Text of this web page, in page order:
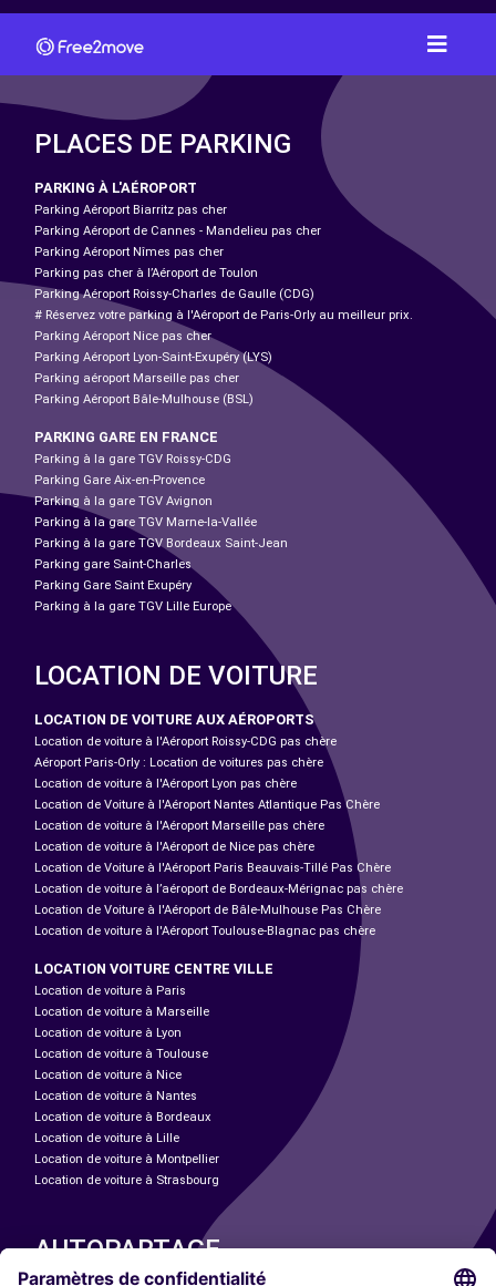
PLACES DE PARKING
PARKING À L'AÉROPORT
Parking Aéroport Biarritz pas cher
Parking Aéroport de Cannes - Mandelieu pas cher
Parking Aéroport Nîmes pas cher
Parking pas cher à l’Aéroport de Toulon
Parking Aéroport Roissy-Charles de Gaulle (CDG)
# Réservez votre parking à l'Aéroport de Paris-Orly au meilleur prix.
Parking Aéroport Nice pas cher
Parking Aéroport Lyon-Saint-Exupéry (LYS)
Parking aéroport Marseille pas cher
Parking Aéroport Bâle-Mulhouse (BSL)
PARKING GARE EN FRANCE
Parking à la gare TGV Roissy-CDG
Parking Gare Aix-en-Provence
Parking à la gare TGV Avignon
Parking à la gare TGV Marne-la-Vallée
Parking à la gare TGV Bordeaux Saint-Jean
Parking gare Saint-Charles
Parking Gare Saint Exupéry
Parking à la gare TGV Lille Europe
LOCATION DE VOITURE
LOCATION DE VOITURE AUX AÉROPORTS
Location de voiture à l'Aéroport Roissy-CDG pas chère
Aéroport Paris-Orly : Location de voitures pas chère
Location de voiture à l'Aéroport Lyon pas chère
Location de Voiture à l'Aéroport Nantes Atlantique Pas Chère
Location de voiture à l'Aéroport Marseille pas chère
Location de voiture à l'Aéroport de Nice pas chère
Location de Voiture à l'Aéroport Paris Beauvais-Tillé Pas Chère
Location de voiture à l’aéroport de Bordeaux-Mérignac pas chère
Location de Voiture à l'Aéroport de Bâle-Mulhouse Pas Chère
Location de voiture à l'Aéroport Toulouse-Blagnac pas chère
LOCATION VOITURE CENTRE VILLE
Location de voiture à Paris
Location de voiture à Marseille
Location de voiture à Lyon
Location de voiture à Toulouse
Location de voiture à Nice
Location de voiture à Nantes
Location de voiture à Bordeaux
Location de voiture à Lille
Location de voiture à Montpellier
Location de voiture à Strasbourg
AUTOPARTAGE